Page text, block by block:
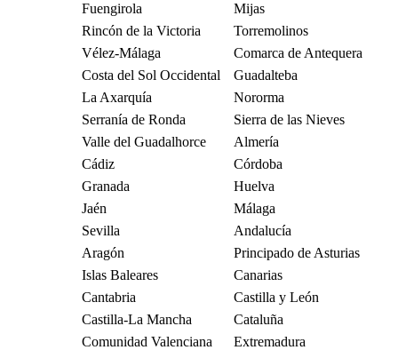
Fuengirola
Mijas
Rincón de la Victoria
Torremolinos
Vélez-Málaga
Comarca de Antequera
Costa del Sol Occidental
Guadalteba
La Axarquía
Nororma
Serranía de Ronda
Sierra de las Nieves
Valle del Guadalhorce
Almería
Cádiz
Córdoba
Granada
Huelva
Jaén
Málaga
Sevilla
Andalucía
Aragón
Principado de Asturias
Islas Baleares
Canarias
Cantabria
Castilla y León
Castilla-La Mancha
Cataluña
Comunidad Valenciana
Extremadura